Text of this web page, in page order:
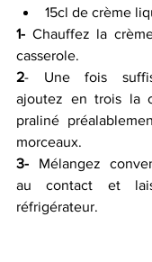
15cl de crème
1- Chauffez la
casserole.
2- Une fois
ajoutez en trois la
praliné
morceaux.
3- Mélangez
au contact et
réfrigérateur.